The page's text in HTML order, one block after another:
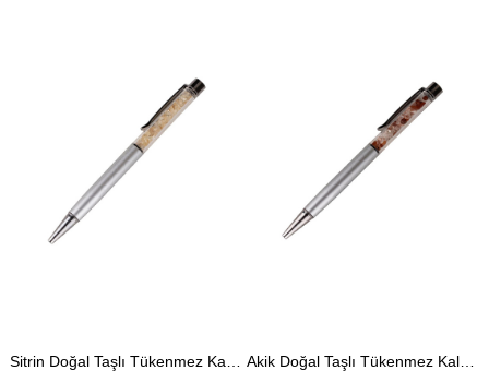
Akik Doğal Taşlı Tükenmez Kalem